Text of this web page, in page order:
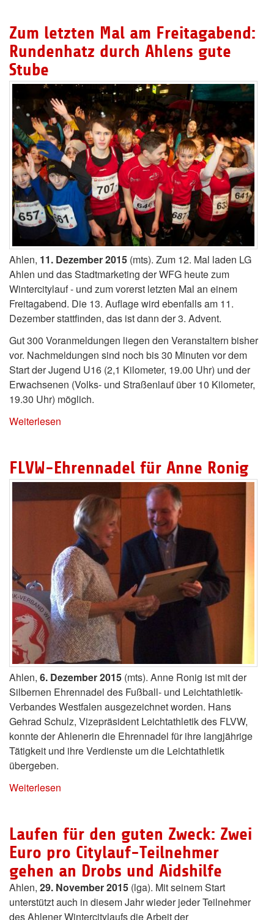
Zum letzten Mal am Freitagabend:
Rundenhatz durch Ahlens gute
Stube
Ahlen, 11. Dezember 2015 (mts). Zum 12. Mal laden LG
Ahlen und das Stadtmarketing der WFG heute zum
Wintercitylauf - und zum vorerst letzten Mal an einem
Freitagabend. Die 13. Auflage wird ebenfalls am 11.
Dezember stattfinden, das ist dann der 3. Advent.
Gut 300 Voranmeldungen liegen den Veranstaltern bisher
vor. Nachmeldungen sind noch bis 30 Minuten vor dem
Start der Jugend U16 (2,1 Kilometer, 19.00 Uhr) und der
Erwachsenen (Volks- und Straßenlauf über 10 Kilometer,
19.30 Uhr) möglich.
Weiterlesen
FLVW-Ehrennadel für Anne Ronig
Ahlen, 6. Dezember 2015 (mts). Anne Ronig ist mit der
Silbernen Ehrennadel des Fußball- und Leichtathletik-
Verbandes Westfalen ausgezeichnet worden. Hans
Gehrad Schulz, Vizepräsident Leichtathletik des FLVW,
konnte der Ahlenerin die Ehrennadel für ihre langjährige
Tätigkeit und ihre Verdienste um die Leichtathletik
übergeben.
Weiterlesen
Laufen für den guten Zweck: Zwei
Euro pro Citylauf-Teilnehmer
gehen an Drobs und Aidshilfe
Ahlen, 29. November 2015 (lga). Mit seinem Start
unterstützt auch in diesem Jahr wieder jeder Teilnehmer
des Ahlener Wintercitylaufs die Arbeit der